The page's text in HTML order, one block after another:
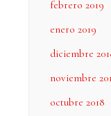
febrero 2019
enero 2019
diciembre
noviembre
octubre 2018